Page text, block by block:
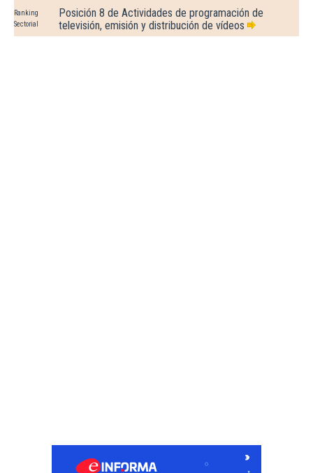
Ranking
Sectorial
Posición 8 de Actividades de programación de
televisión, emisión y distribución de vídeos